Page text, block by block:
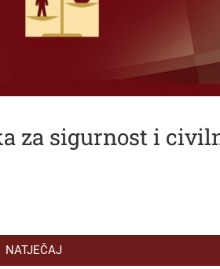
za sigurnost i
NATJEČAJ